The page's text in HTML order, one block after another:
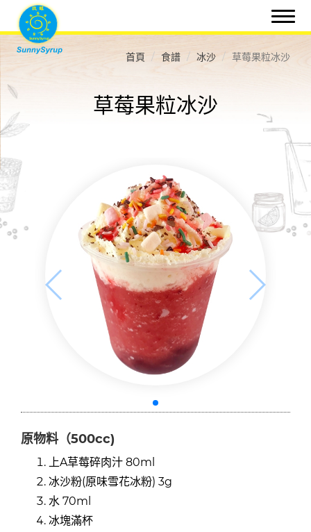
首頁 食譜 冰沙 草莓果粒冰沙
草莓果粒冰沙
原物料（500cc)
上A草莓碎肉汁 80ml
冰沙粉(原味雪花冰粉) 3g
水 70ml
冰塊滿杯